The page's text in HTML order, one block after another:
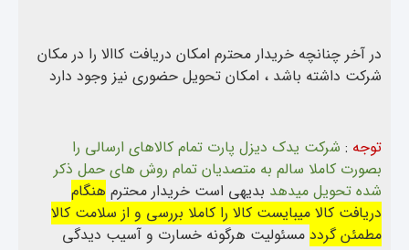
در آخر چنانچه خریدار محترم امکان دریافت کاالا را در مکان
شرکت داشته باشد ، امکان تحویل حضوری نیز وجود دارد
توجه : شرکت یدک دیزل پارت تمام کالاهای ارسالی را
بصورت کاملا سالم به متصدیان تمام روش های حمل ذکر
شده تحویل میدهد بدیهی است خریدار محترم هنگام
دریافت کالا میبایست کالا را کاملا بررسی و از سلامت کالا
مطمئن گردد مسئولیت هرگونه خسارت و آسیب دیدگی